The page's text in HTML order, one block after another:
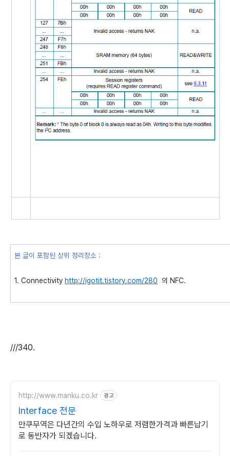
본 글이 포함된 상위 정리장소 :
1. Connectivity http://igotit.tistory.com/280 의 NFC.
///340.
http://www.manku.co.kr 광고
Interface 전문
만쿠무역은 다년간의 수입 노하우로 저렴한가격과 빠른납기
로 동반자가 되겠습니다.